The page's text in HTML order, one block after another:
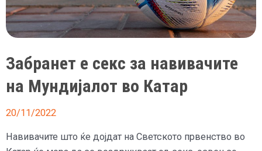
и
најави
Забранет е секс за навивачите
на Мундијалот во Катар
20/11/2022
Навивачите што ќе дојдат на Светското првенство во